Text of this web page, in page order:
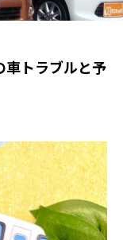
車トラブルと予